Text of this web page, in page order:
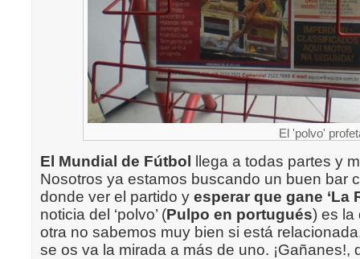
El 'polvo'
El Mundial de Fútbol
llega a todas partes y
Nosotros ya estamos buscando un buen bar
donde ver el partido y esperar que gane ‘La
noticia del ‘polvo’ (Pulpo en portugués) es la
otra no sabemos muy bien si está
se os va la mirada a más de uno. ¡Gañanes!,